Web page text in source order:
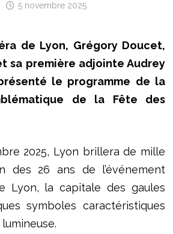
5 novembre 2025
de Lyon, Grégory Doucet,
sa première adjointe Audrey
le programme de la
de la Fête des
2025, Lyon brillera de mille
des 26 ans de l’événement
Lyon, la capitale des gaules
symboles caractéristiques